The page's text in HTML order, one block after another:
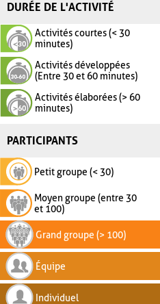
DURÉE DE L'ACTIVITÉ
Activités courtes (< 30
minutes)
Activités développées
(Entre 30 et 60 minutes)
Activités élaborées (> 60
minutes)
PARTICIPANTS
Petit groupe (< 30)
Moyen groupe (entre 30
et 100)
Grand groupe (> 100)
Équipe
Individuel